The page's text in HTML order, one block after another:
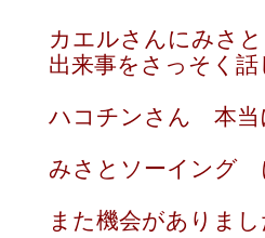
カエルさんにみさ
出来事をさっそく
ハコチンさん 本当
みさとソーイング
また機会がありま